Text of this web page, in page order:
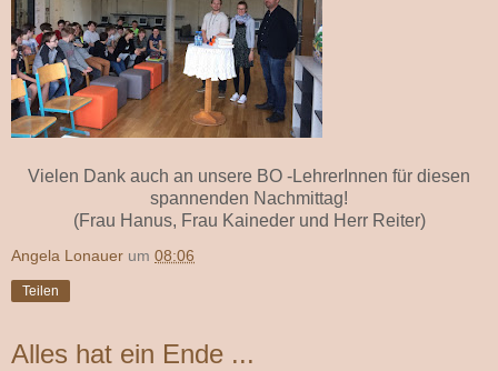
Vielen Dank auch an unsere BO -LehrerInnen für diesen
spannenden Nachmittag!
(Frau Hanus, Frau Kaineder und Herr Reiter)
Angela Lonauer um 08:06
Teilen
Alles hat ein Ende ...